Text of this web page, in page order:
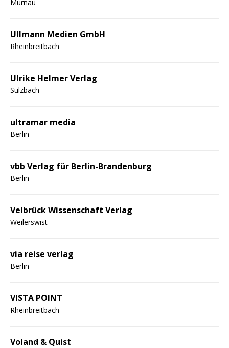
Murnau
Ullmann Medien GmbH
Rheinbreitbach
Ulrike Helmer Verlag
Sulzbach
ultramar media
Berlin
vbb Verlag für Berlin-Brandenburg
Berlin
Velbrück Wissenschaft Verlag
Weilerswist
via reise verlag
Berlin
VISTA POINT
Rheinbreitbach
Voland & Quist